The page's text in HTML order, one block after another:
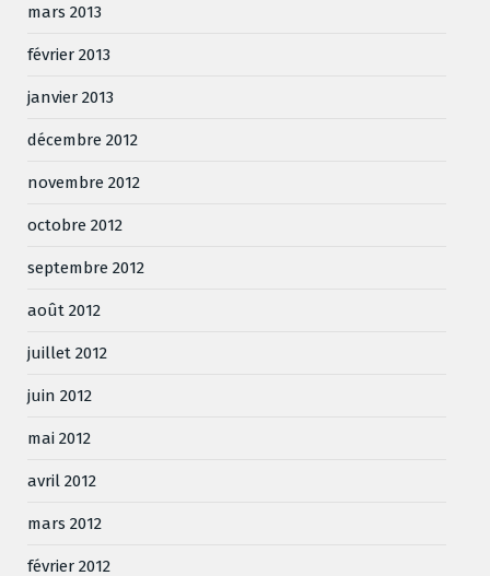
mars 2013
février 2013
janvier 2013
décembre 2012
novembre 2012
octobre 2012
septembre 2012
août 2012
juillet 2012
juin 2012
mai 2012
avril 2012
mars 2012
février 2012